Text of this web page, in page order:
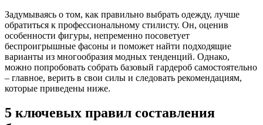
Задумываясь о том, как правильно выбрать одежду, лучше
обратиться к профессиональному стилисту. Он, оценив
особенности фигуры, непременно посоветует
беспроигрышные фасоны и поможет найти подходящие
варианты из многообразия модных тенденций. Однако,
можно попробовать собрать базовый гардероб самостоятельно
– главное, верить в свои силы и следовать рекомендациям,
которые приведены ниже.
5 ключевых правил составления